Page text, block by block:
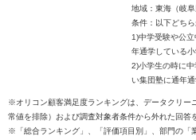
地域：東海（岐
条件：以下どち
1)中学受験や公
年通学している
2)小学生の時に
い集団塾に通年
※オリコン顧客満足度ランキングは、データクリー
常値を排除）および調査対象者条件から外れた回答
※「総合ランキング」、「評価項目別」、部門の「